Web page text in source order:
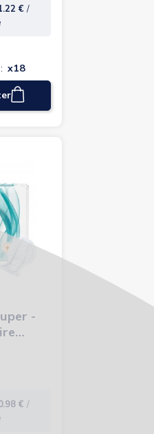
€ /
x18
-
€ /